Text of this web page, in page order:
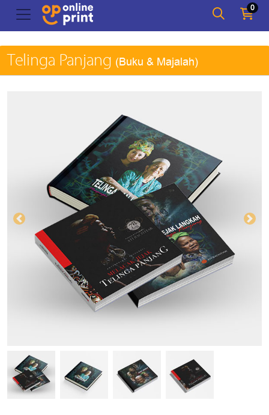
0
Telinga Panjang (Buku & Majalah)